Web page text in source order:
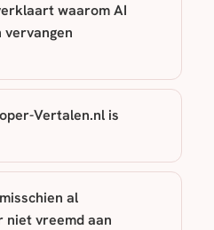
waarom AI
Vertalen.nl is
al
niet vreemd aan